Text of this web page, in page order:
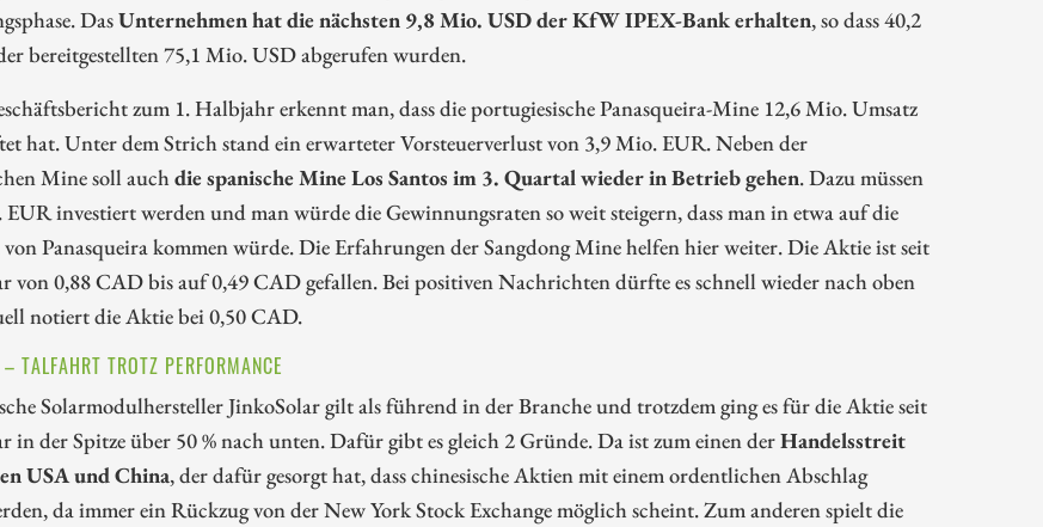
DasUnternehmen hat die nächsten 9,8 Mio. USD der KfW IPEX-Bank erhalten, so dass 40,2
bereitgestellten 75,1 Mio. USD abgerufen wurden.
zum 1. Halbjahr erkennt man, dass die portugiesische Panasqueira-Mine 12,6 Mio. Umsatz
hat. Unter dem Strich stand ein erwarteter Vorsteuerverlust von 3,9 Mio. EUR. Neben der
Mine soll auch die spanische Mine Los Santos im 3. Quartal wieder in Betrieb gehen. Dazu müssen
investiert werden und man würde die Gewinnungsraten so weit steigern, dass man in etwa auf die
Panasqueira kommen würde. Die Erfahrungen der Sangdong Mine helfen hier weiter. Die Aktie ist seit
von 0,88 CAD bis auf 0,49 CAD gefallen. Bei positiven Nachrichten dürfte es schnell wieder nach oben
notiert die Aktie bei 0,50 CAD.
TALFAHRT TROTZ PERFORMANCE
Solarmodulhersteller JinkoSolar gilt als führend in der Branche und trotzdem ging es für die Aktie seit
in der Spitze über 50 % nach unten. Dafür gibt es gleich 2 Gründe. Da ist zum einen derHandelsstreit
USA und China, der dafür gesorgt hat, dass chinesische Aktien mit einem ordentlichen Abschlag
da immer ein Rückzug von der New York Stock Exchange möglich scheint. Zum anderen spielt die